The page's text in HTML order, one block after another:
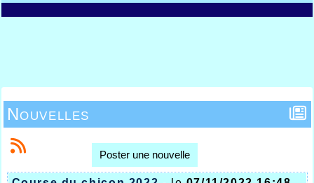
Nouvelles
Poster une nouvelle